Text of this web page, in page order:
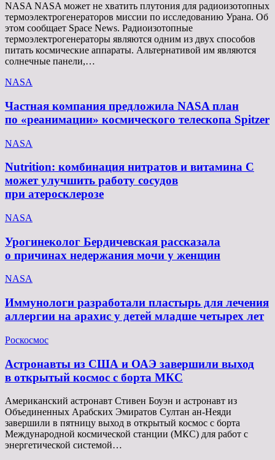
NASA NASA может не хватить плутония для радиоизотопных
термоэлектрогенераторов миссии по исследованию Урана. Об
этом сообщает Space News. Радиоизотопные
термоэлектрогенераторы являются одним из двух способов
питать космические аппараты. Альтернативой им являются
солнечные панели,…
NASA
Частная компания предложила NASA план
по «реанимации» космического телескопа Spitzer
NASA
Nutrition: комбинация нитратов и витамина C
может улучшить работу сосудов
при атеросклерозе
NASA
Урогинеколог Бердичевская рассказала
о причинах недержания мочи у женщин
NASA
Иммунологи разработали пластырь для лечения
аллергии на арахис у детей младше четырех лет
Роскосмос
Астронавты из США и ОАЭ завершили выход
в открытый космос с борта МКС
Американский астронавт Стивен Боуэн и астронавт из
Объединенных Арабских Эмиратов Султан ан-Неяди
завершили в пятницу выход в открытый космос с борта
Международной космической станции (МКС) для работ с
энергетической системой…